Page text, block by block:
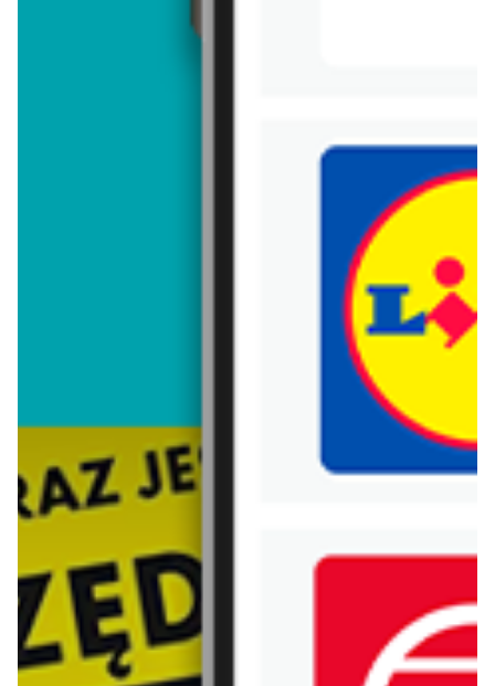
Trafiłeś na nieaktualną gazetkę
Zobacz aktualne gazetki Blix!
aktualna
Zawartość dla osób
od dziś